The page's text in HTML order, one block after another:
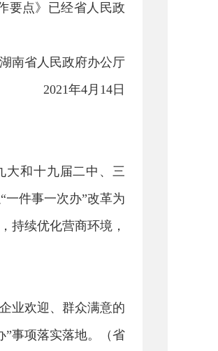
要点》已经省人民政
湖南省人民政府办公厅
2021年4月14日
大和十九届二中、三
一件事一次办”改革为
持续优化营商环境，
业欢迎、群众满意的
”事项落实落地。（省